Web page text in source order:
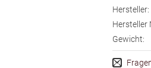
Hersteller:
Hersteller
Gewicht: